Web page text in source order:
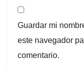
Guardar mi
este navegador
comentario.